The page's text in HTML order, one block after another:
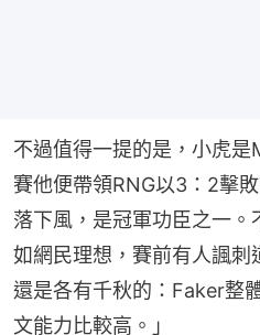
不過值得一提的是，小虎
賽他便帶領RNG以3：2擊
落下風，是冠軍功臣之一
如網民理想，賽前有人諷
還是各有千秋的：Faker整
文能力比較高。」